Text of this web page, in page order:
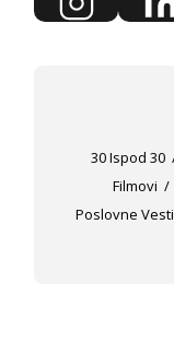
30 Ispod 30
Filmovi
Poslovne Vesti